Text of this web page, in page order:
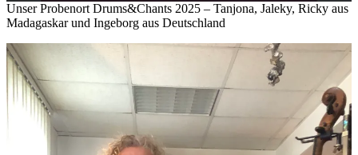
Unser Probenort Drums&Chants 2025 – Tanjona, Jaleky, Ricky aus
Madagaskar und Ingeborg aus Deutschland